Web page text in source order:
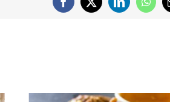
Facebook
X LinkedIn